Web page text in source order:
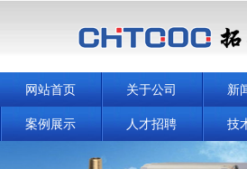
网站首页 关于公司 新
案例展示 人才招聘 技